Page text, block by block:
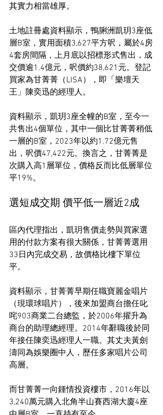
其實力相當雄厚。
土地註冊處資料顯示，鴨脷洲凱玥3座低
層B室，實用面積3,627平方呎，屬於4房
4套房間隔，上月底以招標形式售出，成
交價逾1.4億元，呎價約38,621元。登記
買家為甘菁菁（LISA），即「樂壇天
王」陳奕迅的經理人。
資料顯示，凱玥3座全幢的B室，至今一
共售出4個單位，其中一個比甘菁菁稍低
一層的B室，2023年以約1.72億元售
出，呎價47,422元。換言之，甘菁菁是
次購入高1層單位，價格反而比低層單位
平19%。
選短成交期 價平低一層近2成
區內代理指出，凱玥售價走勢與買家選
用的付款方案有很大關係，甘菁菁選用
33日內完成交易，故價格比樓下單位
平。
資料顯示，甘菁菁早期任職寶麗金唱片
（現環球唱片），後來加盟商台擔任叱
咤903商業二台總監，於2006年擢升為
商台的助理總經理。2014年辭職後於同
年接任陳奕迅經理人一職。其丈夫黃劍
濤同為娛樂圈中人，歷任多家唱片公司
高層。
而甘菁菁一向鍾情投資樓市，2016年以
3,240萬元購入北角半山賽西湖大廈4座